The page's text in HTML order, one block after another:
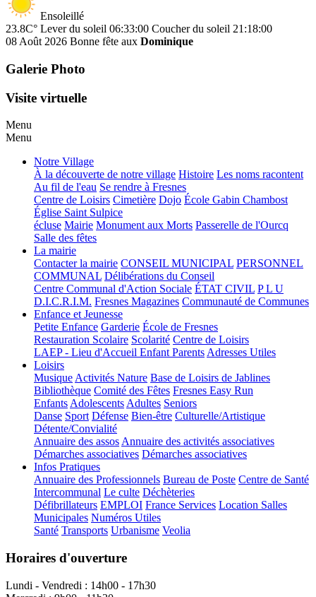
Ensoleillé
23.8C° Lever du soleil 06:33:00 Coucher du soleil 21:18:00
08 Août 2026 Bonne fête aux Dominique
Galerie Photo
Visite virtuelle
Menu
Menu
Notre Village
À la découverte de notre village Histoire Les noms racontent
Au fil de l'eau Se rendre à Fresnes
Centre de Loisirs Cimetière Dojo École Gabin Chambost
Église Saint Sulpice
écluse Mairie Monument aux Morts Passerelle de l'Ourcq
Salle des fêtes
La mairie
Contacter la mairie CONSEIL MUNICIPAL PERSONNEL
COMMUNAL Délibérations du Conseil
Centre Communal d'Action Sociale ÉTAT CIVIL P L U
D.I.C.R.I.M. Fresnes Magazines Communauté de Communes
Enfance et Jeunesse
Petite Enfance Garderie École de Fresnes
Restauration Scolaire Scolarité Centre de Loisirs
LAEP - Lieu d'Accueil Enfant ParentsAdresses Utiles
Loisirs
MusiqueActivités Nature Base de Loisirs de Jablines
Bibliothèque Comité des Fêtes Fresnes Easy Run
EnfantsAdolescentsAdultes Seniors
Danse Sport Défense Bien-être Culturelle/Artistique
Détente/Convialité
Annuaire des assosAnnuaire des activités associatives
Démarches associatives Démarches associatives
Infos Pratiques
Annuaire des Professionnels Bureau de Poste Centre de Santé
Intercommunal Le culte Déchèteries
Défibrillateurs EMPLOI France Services Location Salles
Municipales Numéros Utiles
Santé Transports Urbanisme Veolia
Horaires d'ouverture
Lundi - Vendredi : 14h00 - 17h30